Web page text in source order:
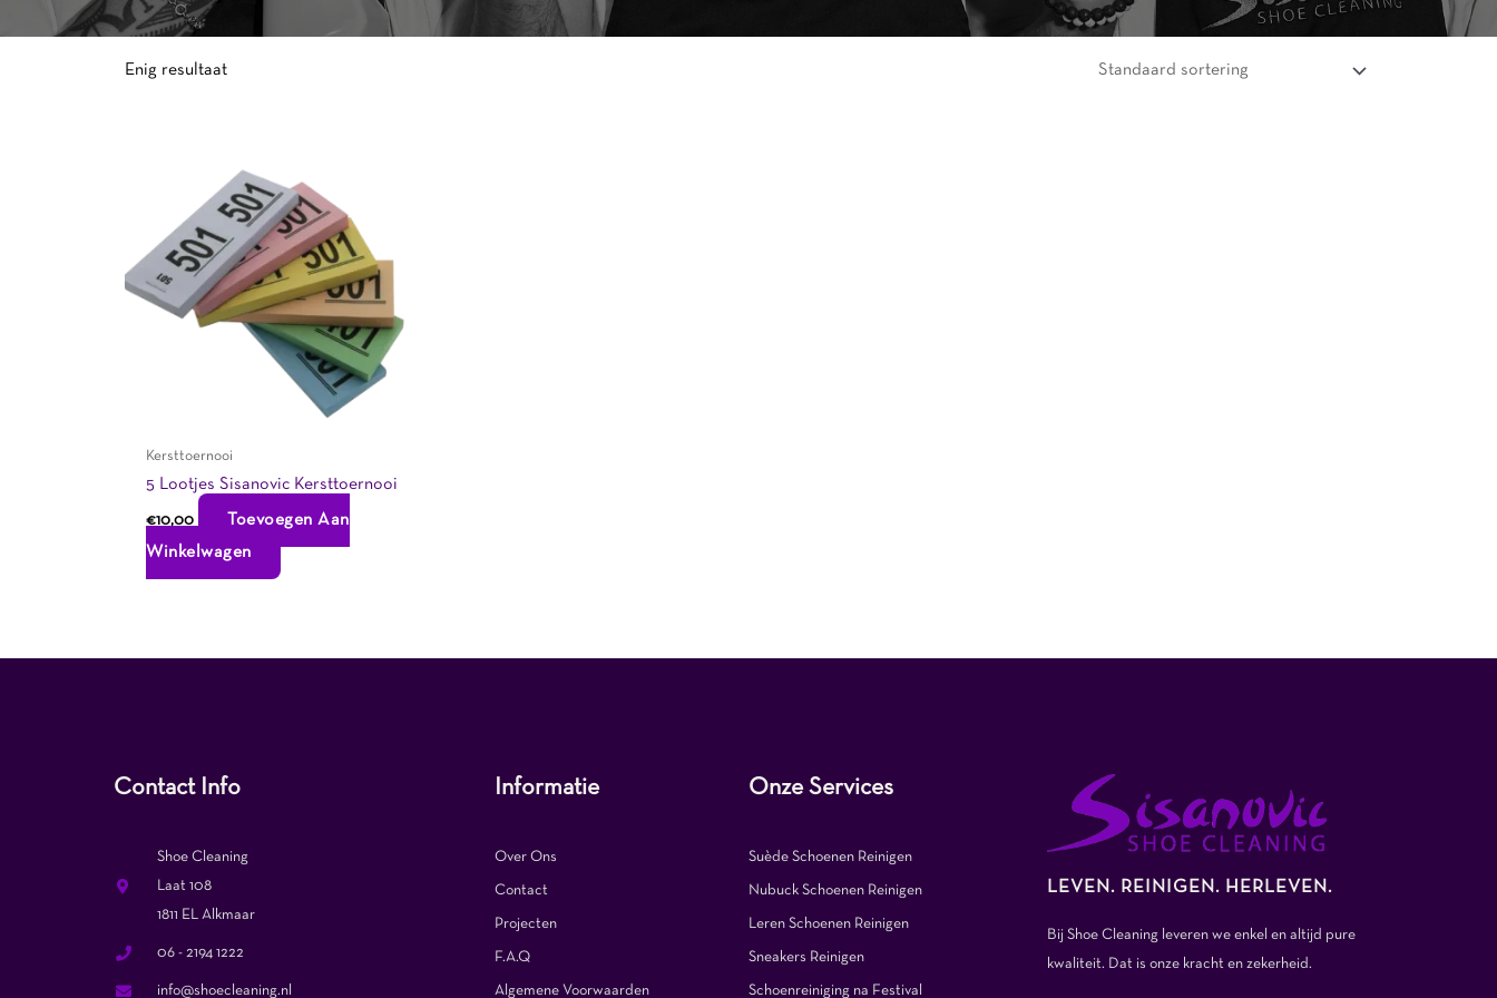
Enig resultaat
Kersttoernooi
5 Lootjes Sisanovic Kersttoernooi
€10,00 Toevoegen Aan
Winkelwagen
Contact Info
Shoe Cleaning
Laat 108
1811 EL Alkmaar
06 - 2194 1222
info@shoecleaning.nl
Informatie
Over Ons
Contact
Projecten
F.A.Q
Algemene Voorwaarden
Onze Services
Suède Schoenen Reinigen
Nubuck Schoenen Reinigen
Leren Schoenen Reinigen
Sneakers Reinigen
Schoenreiniging na Festival
LEVEN. REINIGEN. HERLEVEN.
Bij Shoe Cleaning leveren we enkel en altijd pure
kwaliteit. Dat is onze kracht en zekerheid.